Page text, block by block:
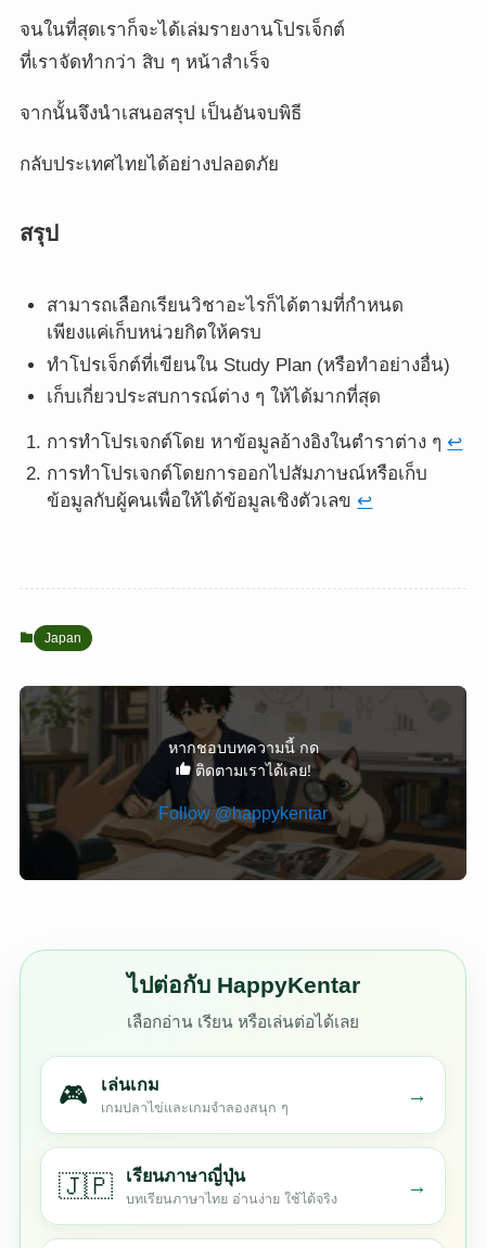
จนในที่สุดเราก็จะได้เล่มรายงานโปรเจ็กต์
ที่เราจัดทำกว่า สิบ ๆ หน้าสำเร็จ
จากนั้นจึงนำเสนอสรุป เป็นอันจบพิธี
กลับประเทศไทยได้อย่างปลอดภัย
สรุป
สามารถเลือกเรียนวิชาอะไรก็ได้ตามที่กำหนด
เพียงแค่เก็บหน่วยกิตให้ครบ
ทำโปรเจ็กต์ที่เขียนใน Study Plan (หรือทำอย่างอื่น)
เก็บเกี่ยวประสบการณ์ต่าง ๆ ให้ได้มากที่สุด
การทำโปรเจกต์โดย หาข้อมูลอ้างอิงในตำราต่าง ๆ↩︎
การทำโปรเจกต์โดยการออกไปสัมภาษณ์หรือเก็บ
ข้อมูลกับผู้คนเพื่อให้ได้ข้อมูลเชิงตัวเลข↩︎
Japan
หากชอบบทความนี้ กด
ติดตามเราได้เลย!
Follow @happykentar
ไปต่อกับ HappyKentar
เลือกอ่าน เรียน หรือเล่นต่อได้เลย
🎮 เล่นเกม
เกมปลาไข่และเกมจำลองสนุก ๆ
→
🇯🇵 เรียนภาษาญี่ปุ่น
บทเรียนภาษาไทย อ่านง่าย ใช้ได้จริง
→